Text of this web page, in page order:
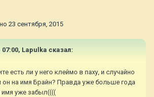
23 сентября, 2015
07:00, Lapulka сказал:
есть ли у него клеймо в паху, и случайно
он на имя Брайн? Правда уже больше года
уже забыл((((